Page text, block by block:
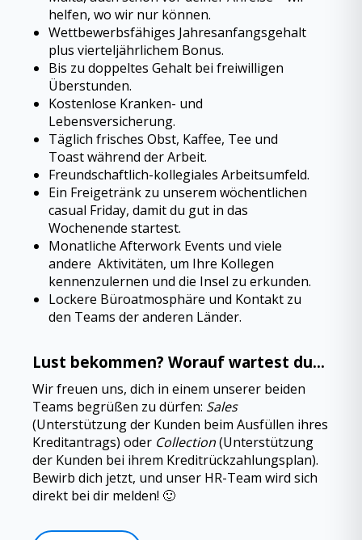
helfen, wo wir nur können.
Wettbewerbsfähiges Jahresanfangsgehalt
plus vierteljährlichem Bonus.
Bis zu doppeltes Gehalt bei freiwilligen
Überstunden.
Kostenlose Kranken- und
Lebensversicherung.
Täglich frisches Obst, Kaffee, Tee und
Toast während der Arbeit.
Freundschaftlich-kollegiales Arbeitsumfeld.
Ein Freigetränk zu unserem wöchentlichen
casual Friday, damit du gut in das
Wochenende startest.
Monatliche Afterwork Events und viele
andere Aktivitäten, um Ihre Kollegen
kennenzulernen und die Insel zu erkunden.
Lockere Büroatmosphäre und Kontakt zu
den Teams der anderen Länder.
Lust bekommen? Worauf wartest du…
Wir freuen uns, dich in einem unserer beiden
Teams begrüßen zu dürfen: Sales
(Unterstützung der Kunden beim Ausfüllen ihres
Kreditantrags) oder Collection(Unterstützung
der Kunden bei ihrem Kreditrückzahlungsplan).
Bewirb dich jetzt, und unser HR-Team wird sich
direkt bei dir melden! 🙂